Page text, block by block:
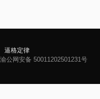
逼格定律
渝公网安备 50011202501231号